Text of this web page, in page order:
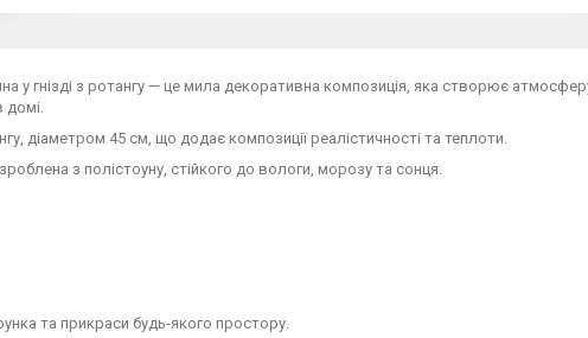
у гнізді з ротангу — це мила декоративна композиція, яка створює
діаметром 45 см, що додає композиції реалістичності та теплоти.
з полістоуну, стійкого до вологи, морозу та сонця.
та прикраси будь-якого простору.